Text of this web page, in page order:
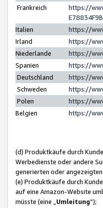
Frankreich
https://
Italien
https://
Irland
https://
Niederlande
https://
Spanien
https://
Deutschland
https://
Schweden
https://
Polen
https://
Belgien
https://
(d) Produktkäufe durch
Werbedienste oder andere
generierten oder
(e) Produktkäufe durch
auf eine Amazon-Website
müsste (eine „ Umleitung“);